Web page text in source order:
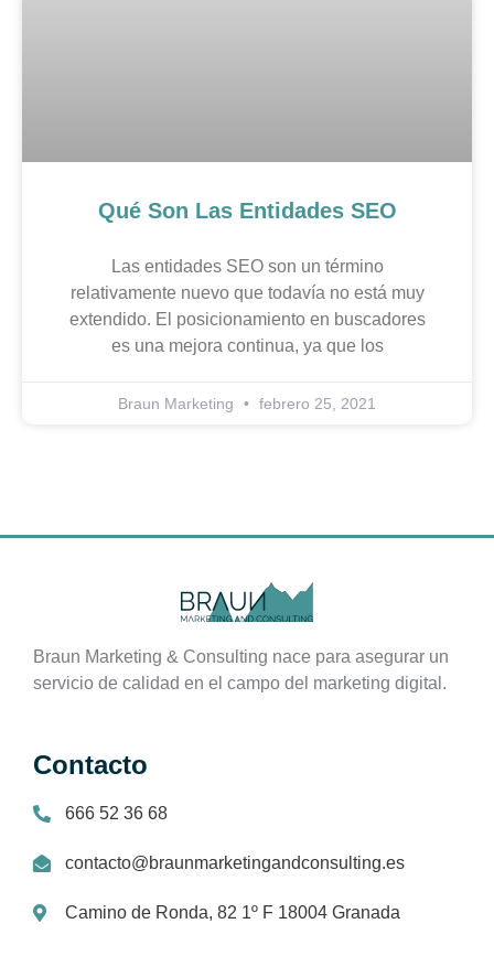
Qué Son Las Entidades SEO
Las entidades SEO son un término
relativamente nuevo que todavía no está muy
extendido. El posicionamiento en buscadores
es una mejora continua, ya que los
Braun Marketing febrero 25, 2021
Braun Marketing & Consulting nace para asegurar un
servicio de calidad en el campo del marketing digital.
Contacto
666 52 36 68
contacto@braunmarketingandconsulting.es
Camino de Ronda, 82 1º F 18004 Granada